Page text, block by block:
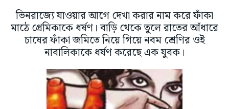
ভিনরাজ্যে যাওয়ার আগে দেখা করার নাম করে ফাঁকা
মাঠে প্রেমিকাকে ধর্ষণ। বাড়ি থেকে তুলে রাতের আঁধারে
চাষের ফাঁকা জমিতে নিয়ে গিয়ে নবম শ্রেণির ওই
নাবালিকাকে ধর্ষণ করেছে এক যুবক।